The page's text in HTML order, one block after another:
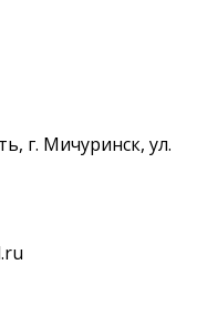
г. Мичуринск, ул.